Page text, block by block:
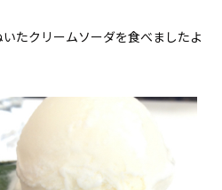
たクリームソーダを食べましたよ